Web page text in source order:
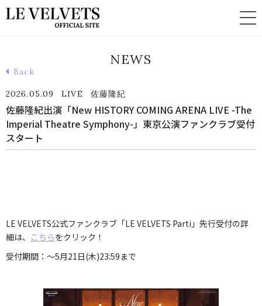
NEWS
Back
2026.05.09 LIVE 佐藤隆紀
佐藤隆紀出演「New HISTORY COMING ARENA LIVE -The
Imperial Theatre Symphony-」東京公演ファンクラブ受付
スタート
LE VELVETS公式ファンクラブ「LE VELVETS Parti」先行受付の詳
細は、 こちらをクリック！
受付期間：～5月21日(木)23:59まで